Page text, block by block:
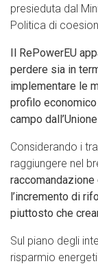
presieduta dal
Politica di
Il RePowerEU
perdere sia in
implementare le
profilo
campo
Considerando i
raggiungere nel
raccomandazione
l’incremento di
piuttosto che
Sul piano degli
risparmio